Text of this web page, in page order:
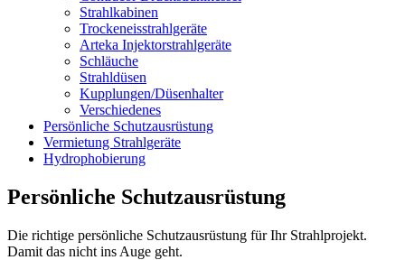
Strahlkabinen
Trockeneisstrahlgeräte
Arteka Injektorstrahlgeräte
Schläuche
Strahldüsen
Kupplungen/Düsenhalter
Verschiedenes
Persönliche Schutzausrüstung
Vermietung Strahlgeräte
Hydrophobierung
Persönliche Schutzausrüstung
Die richtige persönliche Schutzausrüstung für Ihr Strahlprojekt.
Damit das nicht ins Auge geht.